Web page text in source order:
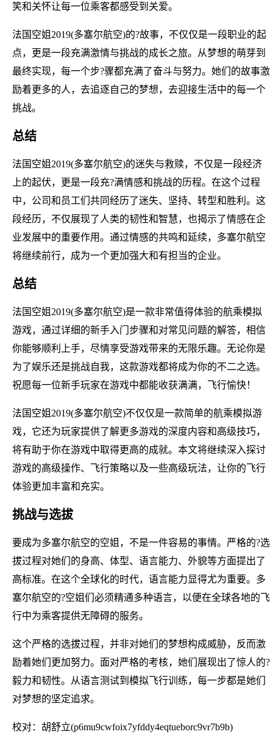
笑和关怀让每一位乘客都感受到关爱。
法国空姐2019(多塞尔航空)的?故事，不仅仅是一段职业的起
点，更是一段充满激情与挑战的成长之旅。从梦想的萌芽到
最终实现，每一个步?骤都充满了奋斗与努力。她们的故事激
励着更多的人，去追逐自己的梦想，去迎接生活中的每一个
挑战。
总结
法国空姐2019(多塞尔航空)的迷失与救赎，不仅是一段经济
上的起伏，更是一段充?满情感和挑战的历程。在这个过程
中，公司和员工们共同经历了迷失、坚持、转型和胜利。这
段经历，不仅展现了人类的韧性和智慧，也揭示了情感在企
业发展中的重要作用。通过情感的共鸣和延续，多塞尔航空
将继续前行，成为一个更加强大和有担当的企业。
总结
法国空姐2019(多塞尔航空)是一款非常值得体验的航乘模拟
游戏，通过详细的新手入门步骤和对常见问题的解答，相信
你能够顺利上手，尽情享受游戏带来的无限乐趣。无论你是
为了娱乐还是挑战自我，这款游戏都将成为你的不二之选。
祝愿每一位新手玩家在游戏中都能收获满满，飞行愉快！
法国空姐2019(多塞尔航空)不仅仅是一款简单的航乘模拟游
戏，它还为玩家提供了解更多游戏的深度内容和高级技巧，
将有助于你在游戏中取得更高的成就。本文将继续深入探讨
游戏的高级操作、飞行策略以及一些高级玩法，让你的飞行
体验更加丰富和充实。
挑战与选拔
要成为多塞尔航空的空姐，不是一件容易的事情。严格的?选
拔过程对她们的身高、体型、语言能力、外貌等方面提出了
高标准。在这个全球化的时代，语言能力显得尤为重要。多
塞尔航空的?空姐们必须精通多种语言，以便在全球各地的飞
行中为乘客提供无障碍的服务。
这个严格的选拔过程，并非对她们的梦想构成威胁，反而激
励着她们更加努力。面对严格的考核，她们展现出了惊人的?
毅力和韧性。从语言测试到模拟飞行训练，每一步都是她们
对梦想的坚定追求。
校对：胡舒立(p6mu9cwfoix7yfddy4eqtueborc9vr7b9b)